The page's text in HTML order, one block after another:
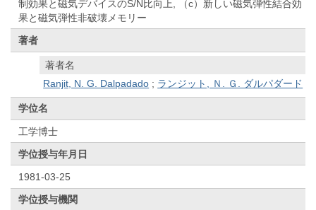
制効果と磁気デバイスのS/N比向上, （c）新しい磁気弾性結合効
果と磁気弾性非破壊メモリー
著者
著者名
Ranjit, N. G. Dalpadado ; ランジット, Ｎ. Ｇ. ダルパダード
学位名
工学博士
学位授与年月日
1981-03-25
学位授与機関